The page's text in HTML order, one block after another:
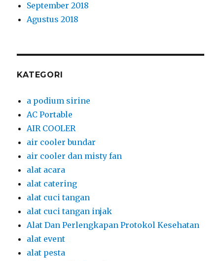
September 2018
Agustus 2018
KATEGORI
a podium sirine
AC Portable
AIR COOLER
air cooler bundar
air cooler dan misty fan
alat acara
alat catering
alat cuci tangan
alat cuci tangan injak
Alat Dan Perlengkapan Protokol Kesehatan
alat event
alat pesta